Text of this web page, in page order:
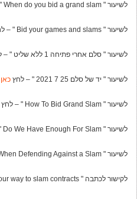
לשיעור " When do you bid a grand slam " – לחץ
לשיעור " Bid your games and slams " – לחץ
לשיעור " סלם אחרי פתיחה 1 ללא שליט " – לחץ
לשיעור " יד של סלם 25 7 2021 " – לחץ כאן
לשיעור " How To Bid Grand Slam " – לחץ
לשיעור " Do We Have Enough For Slam " – לחץ
לשיעור " Don't Signal When Defending Against a Slam " – לחץ
לקישור לכתבה " Easy tips on how to cuebid your way to slam contracts " – לחץ